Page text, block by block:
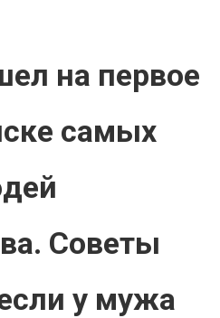
на первое
самых
Советы
у мужа